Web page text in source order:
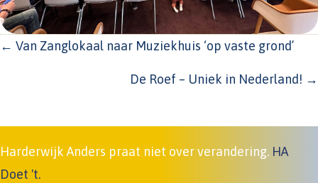
POSTS
← Van Zanglokaal naar Muziekhuis ‘op vaste grond’
De Roef – Uniek in Nederland! →
Harderwijk Anders praat niet over verandering. HA
Doet 't.